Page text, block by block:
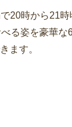
20時から21時
る姿を豪華な
ます。